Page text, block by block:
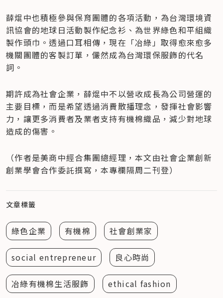
薛焜中也積極參與保育團體的各項活動，為台灣環境資
訊協會的地球日活動製作紀念衫、為世界綠色和平組織
製作頭巾。透過口耳相傳，現在「冶綠」取得愈來愈多
機關團體的客製訂單，儼然成為台灣環保服飾的代名
詞。
期許成為社會企業，薛焜中不以營收成長為公司營運的
主要目標，而是希望透過消費散播理念，發揮社會影響
力，讓更多消費者及業者支持有機棉織品，減少對地球
造成的傷害。
（作者是美商中經合集團總經理，本文由社會企業創新
創業學會合作委託撰寫，本專欄隔周二刊登）
文章標籤
綠色企業 有機棉 社會創業家
social entrepreneur 良心時尚
冶綠有機棉生活服飾 ethical fashion